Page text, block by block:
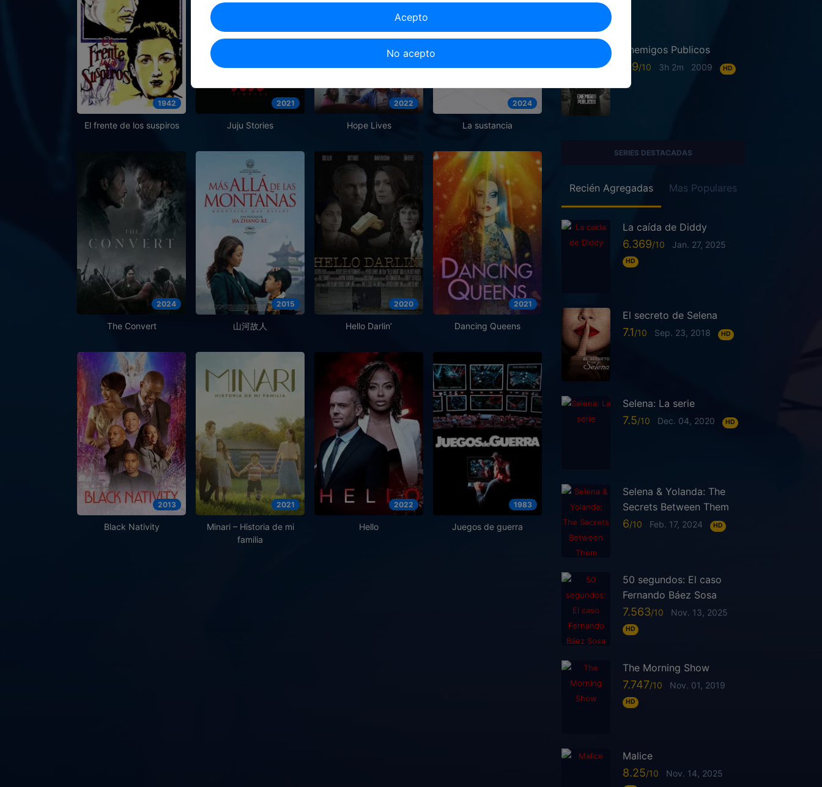
1942
El frente de los suspiros
2021
Juju Stories
2022
Hope Lives
2024
La sustancia
2024
The Convert
2015
山河故人
2020
Hello Darlin’
2021
Dancing Queens
2013
Black Nativity
2021
Minari – Historia de mi
familia
2022
Hello
1983
Juegos de guerra
Enemigos Publicos
6.9 3h 2m 2009 HD
SERIES DESTACADAS
Recién Agregadas Mas Populares
La caída de Diddy
6.369 Jan. 27, 2025
HD
El secreto de Selena
7.1 Sep. 23, 2018 HD
Selena: La serie
7.5 Dec. 04, 2020 HD
Selena & Yolanda: The
Secrets Between Them
6 Feb. 17, 2024 HD
50 segundos: El caso
Fernando Báez Sosa
7.563 Nov. 13, 2025
HD
The Morning Show
7.747 Nov. 01, 2019
HD
Malice
8.25 Nov. 14, 2025
Acepto
No acepto